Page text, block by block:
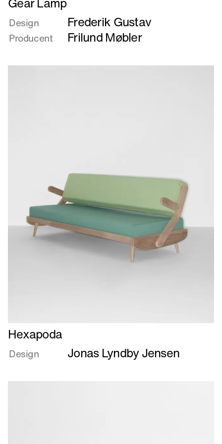
mere
om
Gear
Lamp
Design Frederik Gustav
Producent Frilund Møbler
Læs
mere
om
Hexapoda
Design Jonas Lyndby Jensen